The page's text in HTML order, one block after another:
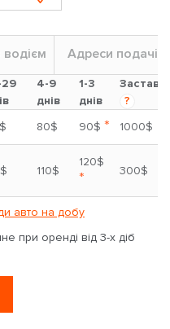
Адреси подачі
29
4-9
днів
1-3
днів
Застава
?
80$ 90$ *
1000$
110$
120$
* 300$
авто на добу
при оренді від 3-х діб